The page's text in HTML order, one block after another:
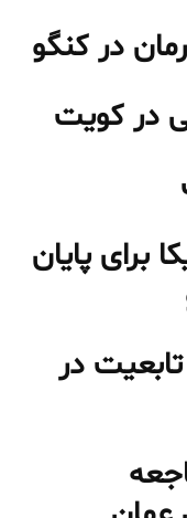
در کنگو
در کویت
برای پایان
تابعیت در